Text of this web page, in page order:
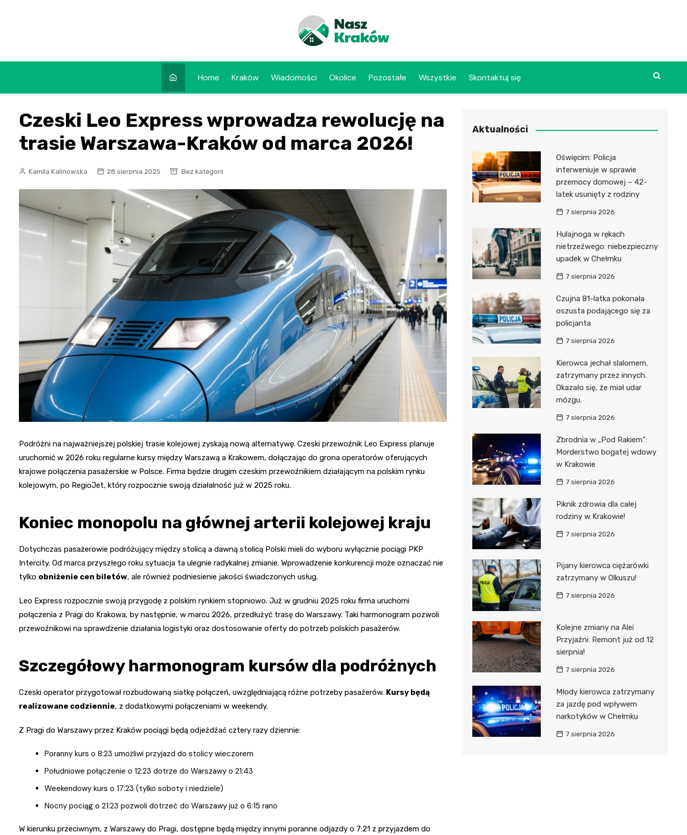
Home Kraków Wiadomości Okolice Pozostałe Wszystkie Skontaktuj się
Czeski Leo Express wprowadza rewolucję na
trasie Warszawa-Kraków od marca 2026!
Kamila Kalinowska 28 sierpnia 2025 Bez kategorii
Podróżni na najważniejszej polskiej trasie kolejowej zyskają nową alternatywę. Czeski przewoźnik Leo Express planuje
uruchomić w 2026 roku regularne kursy między Warszawą a Krakowem, dołączając do grona operatorów oferujących
krajowe połączenia pasażerskie w Polsce. Firma będzie drugim czeskim przewoźnikiem działającym na polskim rynku
kolejowym, po RegioJet, który rozpocznie swoją działalność już w 2025 roku.
Koniec monopolu na głównej arterii kolejowej kraju
Dotychczas pasażerowie podróżujący między stolicą a dawną stolicą Polski mieli do wyboru wyłącznie pociągi PKP
Intercity. Od marca przyszłego roku sytuacja ta ulegnie radykalnej zmianie. Wprowadzenie konkurencji może oznaczać nie
tylko obniżenie cen biletów, ale również podniesienie jakości świadczonych usług.
Leo Express rozpocznie swoją przygodę z polskim rynkiem stopniowo. Już w grudniu 2025 roku firma uruchomi
połączenia z Pragi do Krakowa, by następnie, w marcu 2026, przedłużyć trasę do Warszawy. Taki harmonogram pozwoli
przewoźnikowi na sprawdzenie działania logistyki oraz dostosowanie oferty do potrzeb polskich pasażerów.
Szczegółowy harmonogram kursów dla podróżnych
Czeski operator przygotował rozbudowaną siatkę połączeń, uwzględniającą różne potrzeby pasażerów. Kursy będą
realizowane codziennie, z dodatkowymi połączeniami w weekendy.
Z Pragi do Warszawy przez Kraków pociągi będą odjeżdżać cztery razy dziennie:
Poranny kurs o 8:23 umożliwi przyjazd do stolicy wieczorem
Południowe połączenie o 12:23 dotrze do Warszawy o 21:43
Weekendowy kurs o 17:23 (tylko soboty i niedziele)
Nocny pociąg o 21:23 pozwoli dotrzeć do Warszawy już o 6:15 rano
W kierunku przeciwnym, z Warszawy do Pragi, dostępne będą między innymi poranne odjazdy o 7:21 z przyjazdem do
Aktualności
Oświęcim: Policja
interweniuje w sprawie
przemocy domowej – 42-
latek usunięty z rodziny
7 sierpnia 2026
Hulajnoga w rękach
nietrzeźwego: niebezpieczny
upadek w Chełmku
7 sierpnia 2026
Czujna 81-latka pokonała
oszusta podającego się za
policjanta
7 sierpnia 2026
Kierowca jechał slalomem,
zatrzymany przez innych.
Okazało się, że miał udar
mózgu.
7 sierpnia 2026
Zbrodnia w „Pod Rakiem”:
Morderstwo bogatej wdowy
w Krakowie
7 sierpnia 2026
Piknik zdrowia dla całej
rodziny w Krakowie!
7 sierpnia 2026
Pijany kierowca ciężarówki
zatrzymany w Olkuszu!
7 sierpnia 2026
Kolejne zmiany na Alei
Przyjaźni: Remont już od 12
sierpnia!
7 sierpnia 2026
Młody kierowca zatrzymany
za jazdę pod wpływem
narkotyków w Chełmku
7 sierpnia 2026